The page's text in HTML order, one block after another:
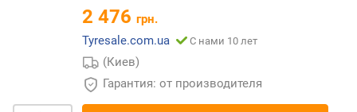
2 476 грн.
Tyresale.com.ua
С нами 10 лет
(Киев)
Гарантия: от производителя